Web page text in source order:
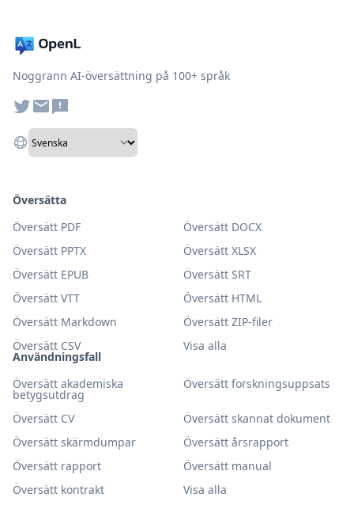
Noggrann AI-översättning på 100+ språk
Användningsfall
Översätt akademiska
betygsutdrag
Översätt forskningsuppsats
Översätt CV
Översätt skannat dokument
Översätt skärmdumpar
Översätt årsrapport
Översätt rapport
Översätt manual
Översätt kontrakt
Visa alla
Översätta
Översätt PDF
Översätt DOCX
Översätt PPTX
Översätt XLSX
Översätt EPUB
Översätt SRT
Översätt VTT
Översätt HTML
Översätt Markdown
Översätt ZIP-filer
Översätt CSV
Visa alla